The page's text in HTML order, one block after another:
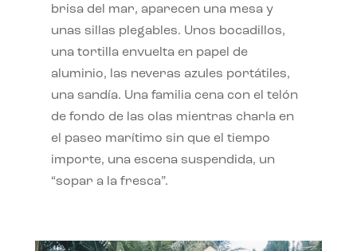
brisa del mar, aparecen una mesa y
unas sillas plegables. Unos bocadillos,
una tortilla envuelta en papel de
aluminio, las neveras azules portátiles,
una sandía. Una familia cena con el telón
de fondo de las olas mientras charla en
el paseo marítimo sin que el tiempo
importe, una escena suspendida, un
“sopar a la fresca”.